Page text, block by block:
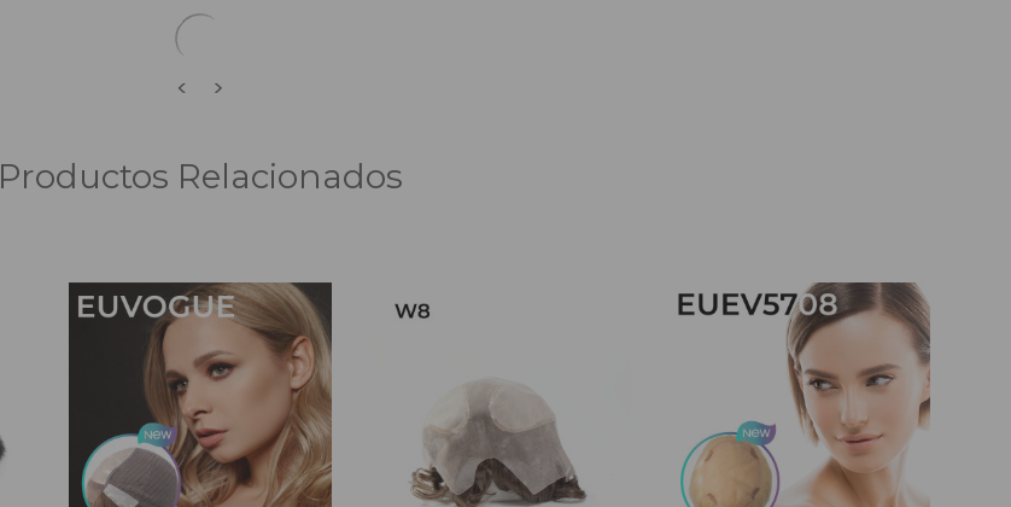
< >
Productos Relacionados